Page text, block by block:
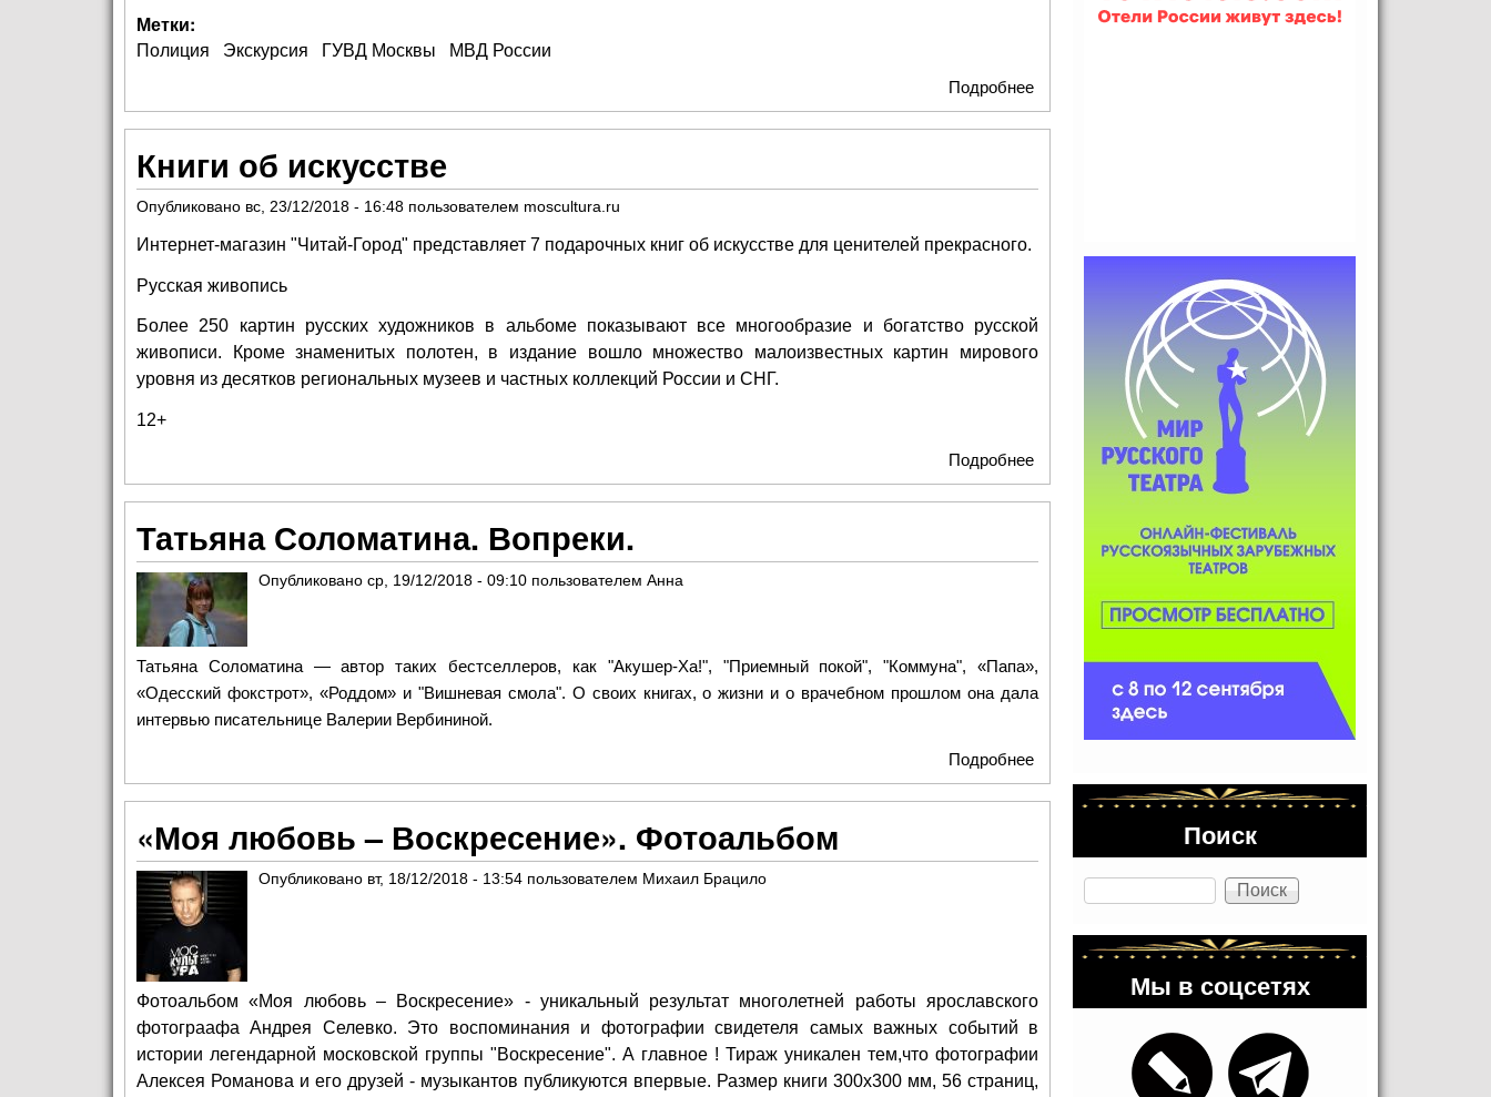
Метки:
Полиция Экскурсия ГУВД Москвы
МВД России
Подробнее
Книги об искусстве
Опубликовано вс, 23/12/2018 - 16:48 пользователем moscultura.ru
Интернет-магазин "Читай-Город" представляет 7 подарочных книг об искусстве для ценителей прекрасного.
Русская живопись
Более 250 картин русских художников в альбоме показывают все многообразие и богатство русской
живописи. Кроме знаменитых полотен, в издание вошло множество малоизвестных картин мирового
уровня из десятков региональных музеев и частных коллекций России и СНГ.
12+
Подробнее о Книги об искусстве
Татьяна Соломатина. Вопреки.
Опубликовано ср, 19/12/2018 - 09:10 пользователем Анна
Татьяна Соломатина — автор таких бестселлеров, как "Акушер-Ха!", "Приемный покой", "Коммуна", «Папа»,
«Одесский фокстрот», «Роддом» и "Вишневая смола". О своих книгах, о жизни и о врачебном прошлом она дала
интервью писательнице Валерии Вербининой.
Подробнее
«Моя любовь – Воскресение». Фотоальбом
Опубликовано вт, 18/12/2018 - 13:54 пользователем Михаил Брацило
Фотоальбом «Моя любовь – Воскресение» - уникальный результат многолетней работы ярославского
фотограафа Андрея Селевко. Это воспоминания и фотографии свидетеля самых важных событий в
истории легендарной московской группы "Воскресение". А главное ! Тираж уникален тем,что фотографии
Алексея Романова и его друзей - музыкантов публикуются впервые. Размер книги 300х300 мм, 56 страниц,
Поиск
Поиск
Мы в соцсетях